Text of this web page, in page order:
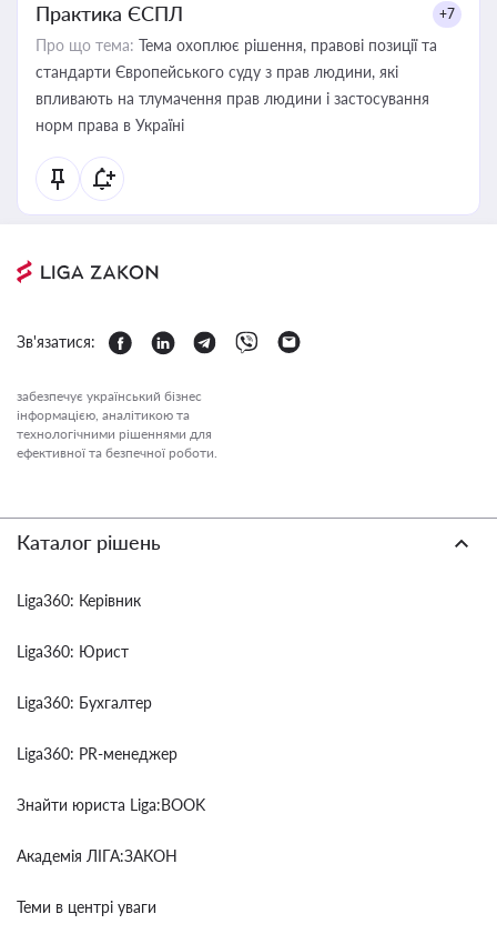
Практика ЄСПЛ +7
Про що тема: Тема охоплює рішення, правові позиції та
стандарти Європейського суду з прав людини, які
впливають на тлумачення прав людини і застосування
норм права в Україні
Зв'язатися:
забезпечує український бізнес
інформацією, аналітикою та
технологічними рішеннями для
ефективної та безпечної роботи.
Каталог рішень
Liga360: Керівник
Liga360: Юрист
Liga360: Бухгалтер
Liga360: PR-менеджер
Знайти юриста Liga:BOOK
Академія ЛІГА:ЗАКОН
Теми в центрі уваги